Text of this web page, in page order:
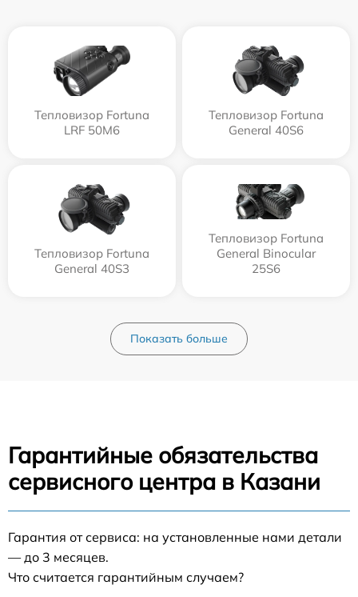
Тепловизор Fortuna
LRF 50M6
Тепловизор Fortuna
General 40S6
Тепловизор Fortuna
General 40S3
Тепловизор Fortuna
General Binocular
25S6
Показать больше
Гарантийные обязательства
сервисного центра в Казани
Гарантия от сервиса: на установленные нами детали
— до 3 месяцев.
Что считается гарантийным случаем?